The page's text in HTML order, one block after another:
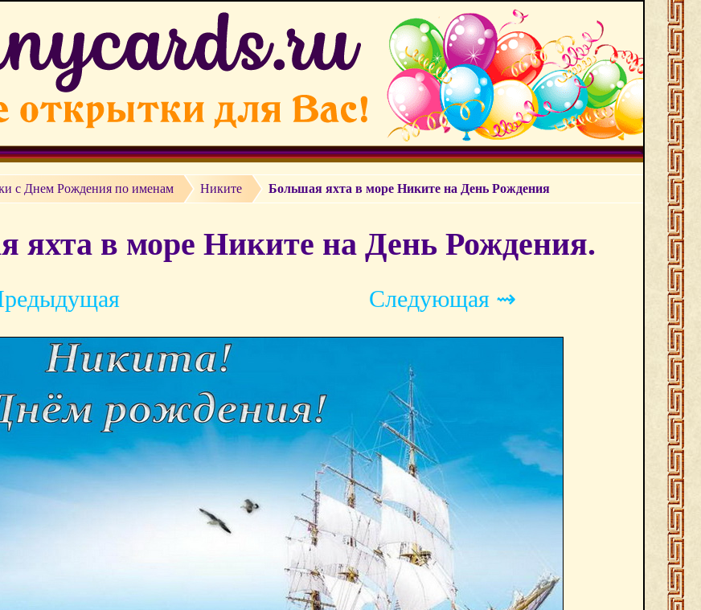
c Днем Рождения по именам Никите Большая яхта в море Никите на День Рождения
яхта в море Никите на День Рождения.
Следующая ⇝